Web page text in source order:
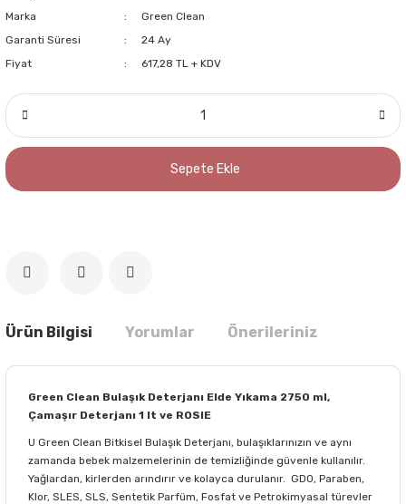
Marka
Green Clean
Garanti Süresi
24 Ay
Fiyat
617,28 TL + KDV
Sepete Ekle
Ürün Bilgisi Yorumlar Önerileriniz
Green Clean Bulaşık Deterjanı Elde Yıkama 2750 ml,
Çamaşır Deterjanı 1 lt ve ROSIE
U Green Clean Bitkisel Bulaşık Deterjanı, bulaşıklarınızın ve aynı
zamanda bebek malzemelerinin de temizliğinde güvenle kullanılır.
Yağlardan, kirlerden arındırır ve kolayca durulanır. GDO, Paraben,
Klor, SLES, SLS, Sentetik Parfüm, Fosfat ve Petrokimyasal türevler